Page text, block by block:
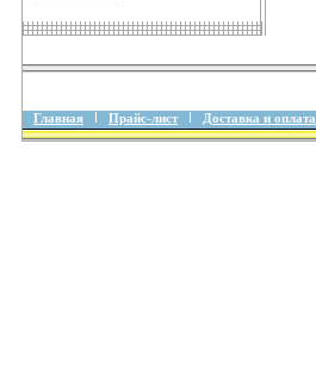
Главная Прайс-лист Доставка и оплата